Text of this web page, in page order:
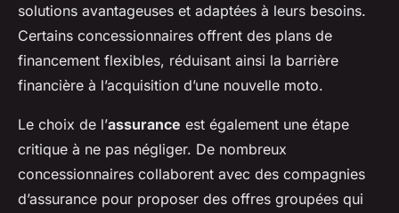
solutions avantageuses et adaptées à leurs besoins.
Certains concessionnaires offrent des plans de
financement flexibles, réduisant ainsi la barrière
financière à l’acquisition d’une nouvelle moto.
Le choix de l’assurance est également une étape
critique à ne pas négliger. De nombreux
concessionnaires collaborent avec des compagnies
d’assurance pour proposer des offres groupées qui